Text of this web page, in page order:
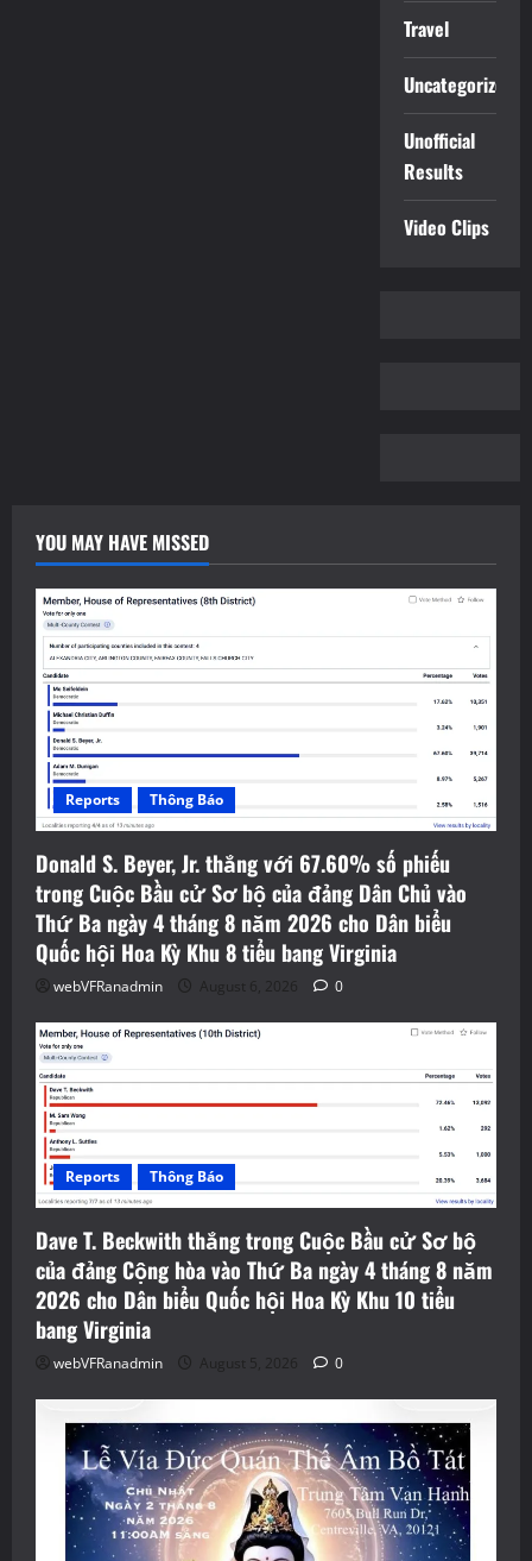
Travel
Uncategorized
Unofficial
Results
Video Clips
YOU MAY HAVE MISSED
Reports Thông Báo
Donald S. Beyer, Jr. thắng với 67.60% số phiếu
trong Cuộc Bầu cử Sơ bộ của đảng Dân Chủ vào
Thứ Ba ngày 4 tháng 8 năm 2026 cho Dân biểu
Quốc hội Hoa Kỳ Khu 8 tiểu bang Virginia
webVFRanadmin August 6, 2026 0
Reports Thông Báo
Dave T. Beckwith thắng trong Cuộc Bầu cử Sơ bộ
của đảng Cộng hòa vào Thứ Ba ngày 4 tháng 8 năm
2026 cho Dân biểu Quốc hội Hoa Kỳ Khu 10 tiểu
bang Virginia
webVFRanadmin August 5, 2026 0